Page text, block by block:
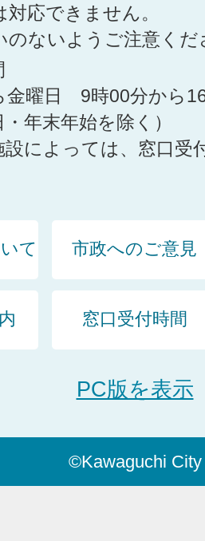
応できません。
のないようご注意くだ
金曜日 9時00分から
・年末年始を除く）
設によっては、窓口受
て 市政へのご意見
窓口受付時間
PC版を表示
©Kawaguchi City